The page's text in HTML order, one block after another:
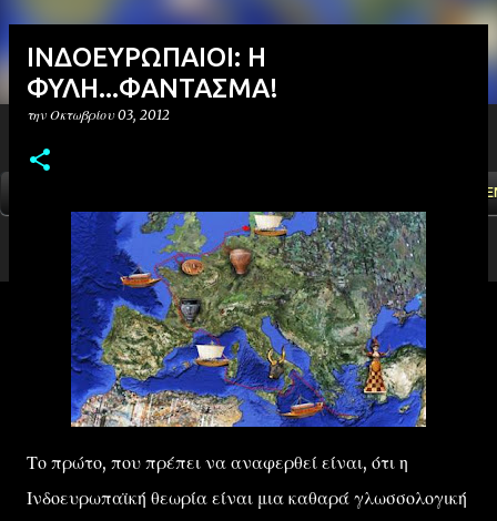
ΙΝΔΟΕΥΡΩΠΑΙΟΙ: Η
ΦΥΛΗ...ΦΑΝΤΑΣΜΑ!
την Οκτωβρίου 03, 2012
Το πρώτο, που πρέπει να αναφερθεί είναι, ότι η
Ινδοευρωπαϊκή θεωρία είναι μια καθαρά γλωσσολογική